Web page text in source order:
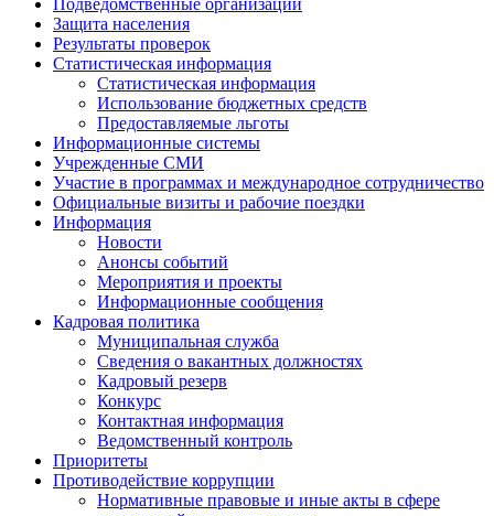
Подведомственные организации
Защита населения
Результаты проверок
Статистическая информация
Статистическая информация
Использование бюджетных средств
Предоставляемые льготы
Информационные системы
Учрежденные СМИ
Участие в программах и международное сотрудничество
Официальные визиты и рабочие поездки
Информация
Новости
Анонсы событий
Мероприятия и проекты
Информационные сообщения
Кадровая политика
Муниципальная служба
Сведения о вакантных должностях
Кадровый резерв
Конкурс
Контактная информация
Ведомственный контроль
Приоритеты
Противодействие коррупции
Нормативные правовые и иные акты в сфере